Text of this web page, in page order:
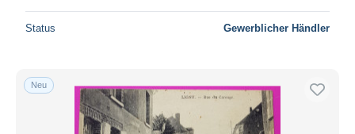
Status Gewerblicher Händler
Neu